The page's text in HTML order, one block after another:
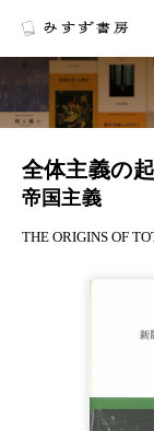
全体主義の
帝国主義
THE ORIGINS OF